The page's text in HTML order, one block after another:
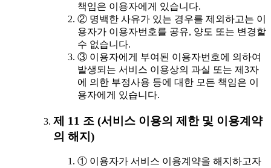
책임은 이용자에게 있습니다.
② 명백한 사유가 있는 경우를 제외하고는 이
용자가 이용자번호를 공유, 양도 또는 변경할
수 없습니다.
③ 이용자에게 부여된 이용자번호에 의하여
발생되는 서비스 이용상의 과실 또는 제3자
에 의한 부정사용 등에 대한 모든 책임은 이
용자에게 있습니다.
제 11 조 (서비스 이용의 제한 및 이용계약
의 해지)
① 이용자가 서비스 이용계약을 해지하고자